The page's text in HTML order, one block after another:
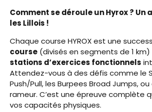
Comment se déroule un Hyrox ? Un
les Lillois !
Chaque course HYROX est une
course (divisés en segments de 1
stations d’exercices fonctionnels
Attendez-vous à des défis comme le
Push/Pull, les Burpees Broad Jumps,
rameur. C’est une épreuve complète
vos capacités physiques.